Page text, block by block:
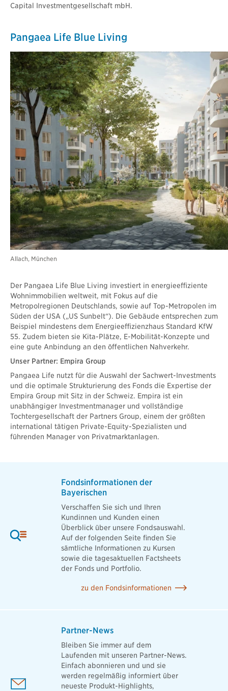
Capital Investmentgesellschaft mbH.
Pangaea Life Blue Living
Allach, München
Der Pangaea Life Blue Living investiert in energieeffiziente
Wohnimmobilien weltweit, mit Fokus auf die
Metropolregionen Deutschlands, sowie auf Top-Metropolen im
Süden der USA („US Sunbelt“). Die Gebäude entsprechen zum
Beispiel mindestens dem Energieeffizienzhaus Standard KfW
55. Zudem bieten sie Kita-Plätze, E-Mobilität-Konzepte und
eine gute Anbindung an den öffentlichen Nahverkehr.
Unser Partner: Empira Group
Pangaea Life nutzt für die Auswahl der Sachwert-Investments
und die optimale Strukturierung des Fonds die Expertise der
Empira Group mit Sitz in der Schweiz. Empira ist ein
unabhängiger Investmentmanager und vollständige
Tochtergesellschaft der Partners Group, einem der größten
international tätigen Private-Equity-Spezialisten und
führenden Manager von Privatmarktanlagen.
Fondsinformationen der
Bayerischen
Verschaffen Sie sich und Ihren
Kundinnen und Kunden einen
Überblick über unsere Fondsauswahl.
Auf der folgenden Seite finden Sie
sämtliche Informationen zu Kursen
sowie die tagesaktuellen Factsheets
der Fonds und Portfolio.
zu den Fondsinformationen
Partner-News
Bleiben Sie immer auf dem
Laufenden mit unseren Partner-News.
Einfach abonnieren und und sie
werden regelmäßig informiert über
neueste Produkt-Highlights,